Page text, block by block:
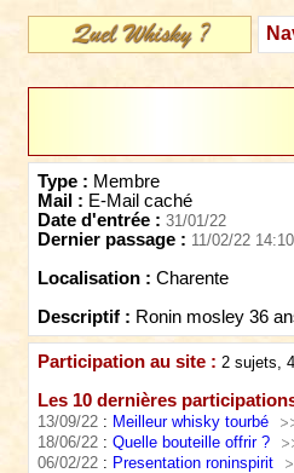
Type : Membre
Mail : E-Mail caché
Date d'entrée : 31/01/22
Dernier passage : 11/02/22 14:10
Localisation : Charente
Descriptif : Ronin mosley 36
Participation au site : 2 sujets,
Les 10 dernières
13/09/22 : Meilleur whisky tourbé
18/06/22 : Quelle bouteille offrir ?
06/02/22 : Presentation roninspirit